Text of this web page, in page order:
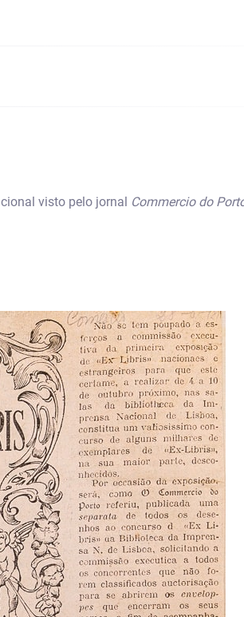
visto pelo jornal Commercio do